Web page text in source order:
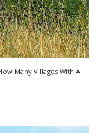
Many Villages With A